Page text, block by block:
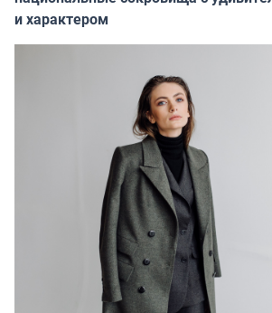
и характером